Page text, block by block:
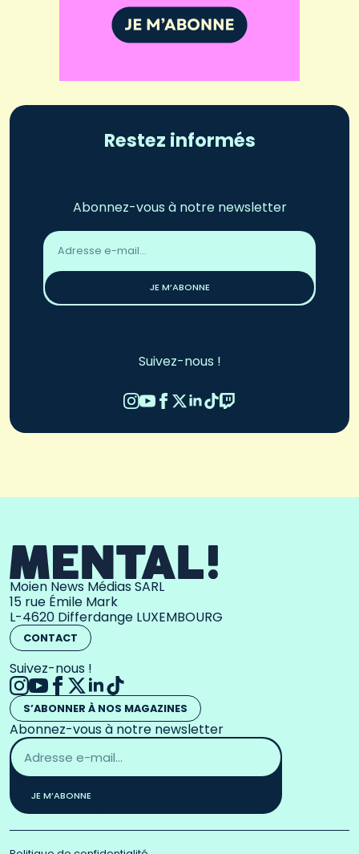
Restez informés
Abonnez-vous à notre newsletter
Adresse
email
JE M’ABONNE
Suivez-nous !
Moien News Médias SARL
15 rue Émile Mark
L-4620 Differdange LUXEMBOURG
CONTACT
Suivez-nous !
S’ABONNER À NOS MAGAZINES
Abonnez-vous à notre newsletter
Adresse
email
*
JE M’ABONNE